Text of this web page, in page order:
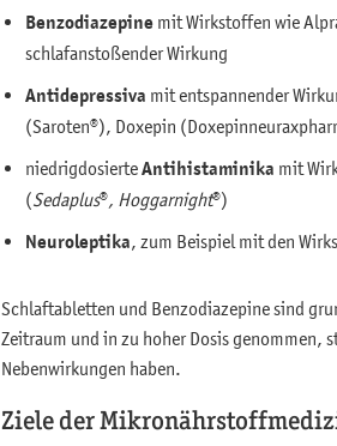
Benzodiazepine mit Wirkstoffen wie
schlafanstoßender Wirkung
Antidepressiva mit entspannender
(Saroten®), Doxepin
niedrigdosierteAntihistaminika mit
(Sedaplus®, Hoggarnight®)
Neuroleptika, zum Beispiel mit den
Schlaftabletten und Benzodiazepine sind
Zeitraum und in zu hoher Dosis genommen,
Nebenwirkungen haben.
Ziele der